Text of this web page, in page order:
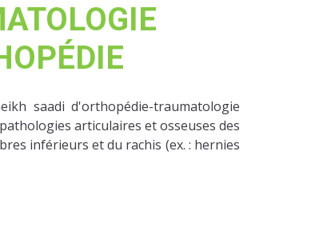
saadi d'orthopédie-traumatologie
articulaires et osseuses des
inférieurs et du rachis (ex. : hernies